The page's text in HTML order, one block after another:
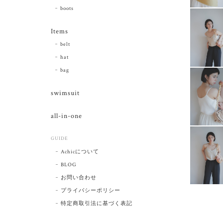
boots
Items
belt
hat
bag
swimsuit
all-in-one
GUIDE
Achicについて
BLOG
お問い合わせ
プライバシーポリシー
特定商取引法に基づく表記